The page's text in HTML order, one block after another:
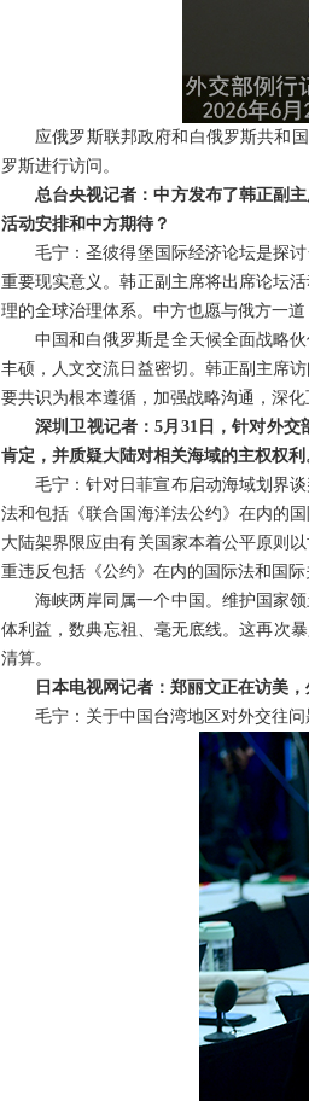
应俄罗斯联邦政府和白俄罗斯共和
罗斯进行访问。
总台央视记者：中方发布了韩正副
活动安排和中方期待？
毛宁：圣彼得堡国际经济论坛是探
重要现实意义。韩正副主席将出席论坛
理的全球治理体系。中方也愿与俄方一
中国和白俄罗斯是全天候全面战略
丰硕，人文交流日益密切。韩正副主席
要共识为根本遵循，加强战略沟通，深
深圳卫视记者：5月31日，针对外
肯定，并质疑大陆对相关海域的主权权
毛宁：针对日菲宣布启动海域划界
法和包括《联合国海洋法公约》在内的
大陆架界限应由有关国家本着公平原则
重违反包括《公约》在内的国际法和国
海峡两岸同属一个中国。维护国家
体利益，数典忘祖、毫无底线。这再次
清算。
日本电视网记者：郑丽文正在访美
毛宁：关于中国台湾地区对外交往